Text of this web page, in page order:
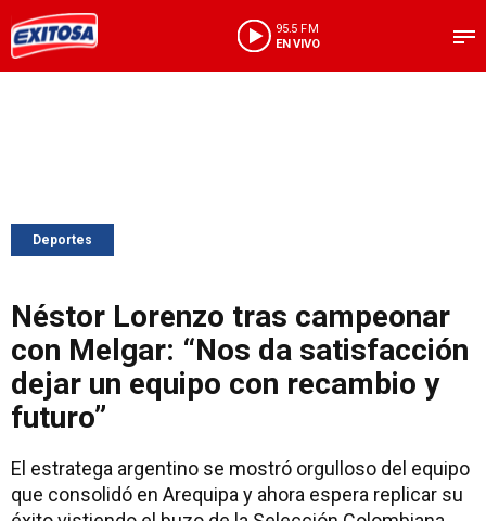
95.5 FM
EN VIVO
Deportes
Néstor Lorenzo tras campeonar
con Melgar: “Nos da satisfacción
dejar un equipo con recambio y
futuro”
El estratega argentino se mostró orgulloso del equipo
que consolidó en Arequipa y ahora espera replicar su